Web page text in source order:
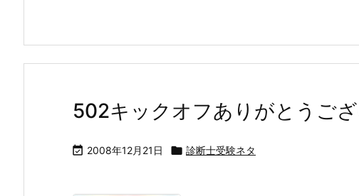
502キックオフありがとうご
 2008年12月21日  診断士受験ネタ